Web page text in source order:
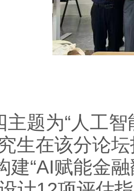
主题为“人工
生在该分论
建“AI赋能金